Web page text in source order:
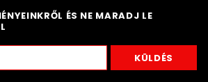
ÉS NE MARADJ LE